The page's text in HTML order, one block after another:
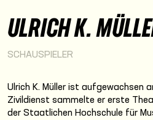
ULRICH K.
SCHAUSPIELER
Ulrich K. Müller ist aufgewachsen
Zivildienst sammelte er erste
der Staatlichen Hochschule für